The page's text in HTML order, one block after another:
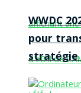
WWDC
pour
stratégie